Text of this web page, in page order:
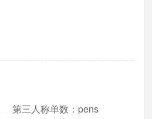
第三人称单数：pens